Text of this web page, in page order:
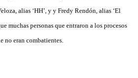
alias ‘HH’, y y Fredy Rendón, alias ‘El
muchas personas que entraron a los procesos
no eran combatientes.